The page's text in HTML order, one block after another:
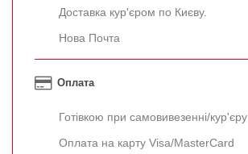
Доставка кур'єром по Києву.
Нова Почта
Оплата
Готівкою при самовивезенні/кур'єру
Оплата на карту Visa/MasterCard